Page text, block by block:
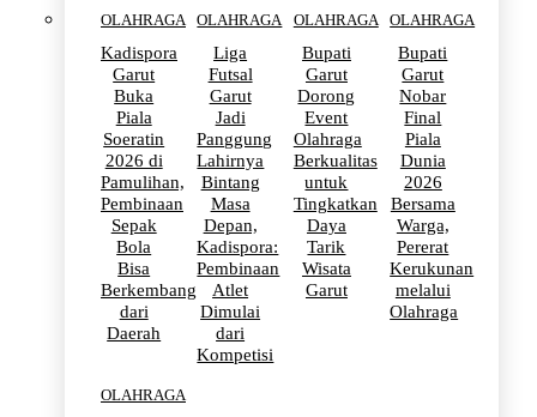
OLAHRAGA
Kadispora
Garut
Buka
Piala
Soeratin
2026 di
Pamulihan,
Pembinaan
Sepak
Bola
Bisa
Berkembang
dari
Daerah
OLAHRAGA
Liga
Futsal
Garut
Jadi
Panggung
Lahirnya
Bintang
Masa
Depan,
Kadispora:
Pembinaan
Atlet
Dimulai
dari
Kompetisi
OLAHRAGA
Bupati
Garut
Dorong
Event
Olahraga
Berkualitas
untuk
Tingkatkan
Daya
Tarik
Wisata
Garut
OLAHRAGA
Bupati
Garut
Nobar
Final
Piala
Dunia
2026
Bersama
Warga,
Pererat
Kerukunan
melalui
Olahraga
OLAHRAGA